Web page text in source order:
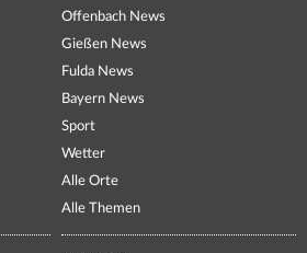
Offenbach News
Gießen News
Fulda News
Bayern News
Sport
Wetter
Alle Orte
Alle Themen